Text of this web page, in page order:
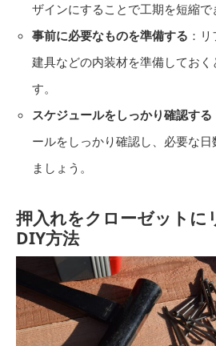
ザインにすることで工期を短縮で
事前に必要なものを準備する ：
建具などの内装材を準備しておく
す。
スケジュールをしっかり確認する
ールをしっかり確認し、必要な
ましょう。
押入れをクローゼットに
DIY方法